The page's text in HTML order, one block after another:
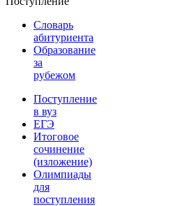
Словарь
абитуриента
Образование
за
рубежом
Поступление
в вуз
ЕГЭ
Итоговое
сочинение
(изложение)
Олимпиады
для
поступления